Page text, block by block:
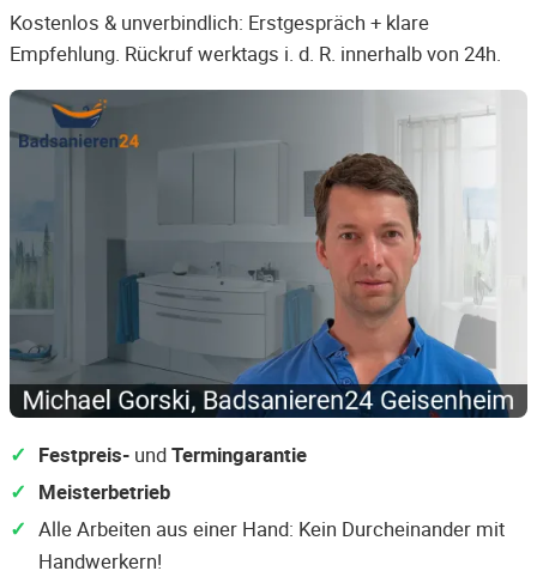
Kostenlos & unverbindlich: Erstgespräch + klare
Empfehlung. Rückruf werktags i. d. R. innerhalb von 24h.
Festpreis- undTermingarantie
Meisterbetrieb
Alle Arbeiten aus einer Hand: Kein Durcheinander mit
Handwerkern!